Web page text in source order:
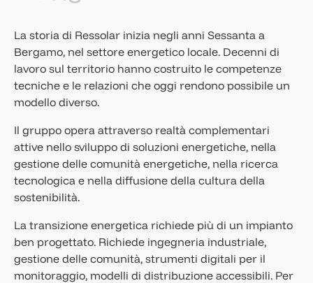
La storia di Ressolar inizia negli anni Sessanta a
Bergamo, nel settore energetico locale. Decenni di
lavoro sul territorio hanno costruito le competenze
tecniche e le relazioni che oggi rendono possibile un
modello diverso.
Il gruppo opera attraverso realtà complementari
attive nello sviluppo di soluzioni energetiche, nella
gestione delle comunità energetiche, nella ricerca
tecnologica e nella diffusione della cultura della
sostenibilità.
La transizione energetica richiede più di un impianto
ben progettato. Richiede ingegneria industriale,
gestione delle comunità, strumenti digitali per il
monitoraggio, modelli di distribuzione accessibili. Per